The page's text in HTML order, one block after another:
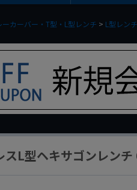
ーカーバー・T型・L型レンチ L型レン
スL型ヘキサゴンレン